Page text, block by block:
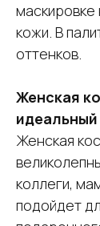
маскировке
кожи. В
оттенков.
Женская
Женская
коллеги,
подойдет